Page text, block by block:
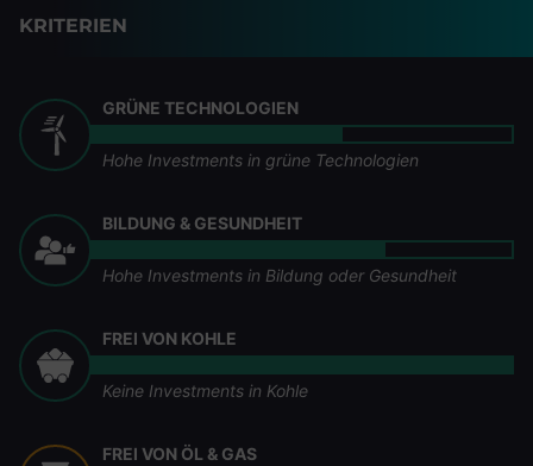
KRITERIEN
GRÜNE TECHNOLOGIEN
Hohe Investments in grüne Technologien
BILDUNG & GESUNDHEIT
Hohe Investments in Bildung oder Gesundheit
FREI VON KOHLE
Keine Investments in Kohle
FREI VON ÖL & GAS